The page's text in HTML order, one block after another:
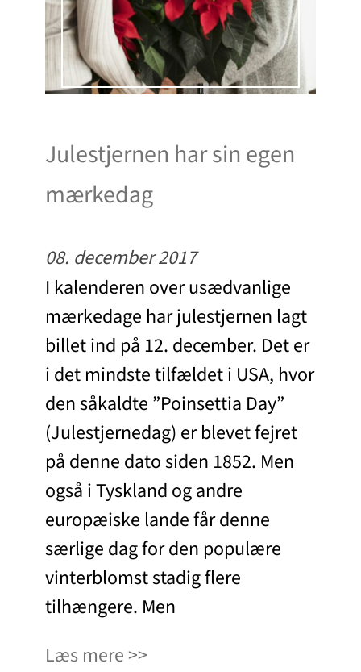
Julestjernen har sin egen
mærkedag
08. december 2017
I kalenderen over usædvanlige
mærkedage har julestjernen lagt
billet ind på 12. december. Det er
i det mindste tilfældet i USA, hvor
den såkaldte ”Poinsettia Day”
(Julestjernedag) er blevet fejret
på denne dato siden 1852. Men
også i Tyskland og andre
europæiske lande får denne
særlige dag for den populære
vinterblomst stadig flere
tilhængere. Men
Læs mere